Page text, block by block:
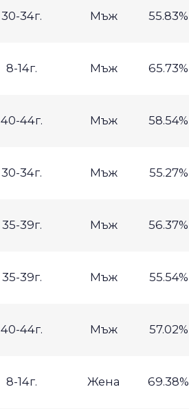
30-34г. Мъж 55.83%
8-14г. Мъж 65.73%
40-44г. Мъж 58.54%
30-34г. Мъж 55.27%
35-39г. Мъж 56.37%
35-39г. Мъж 55.54%
40-44г. Мъж 57.02%
8-14г. Жена 69.38%